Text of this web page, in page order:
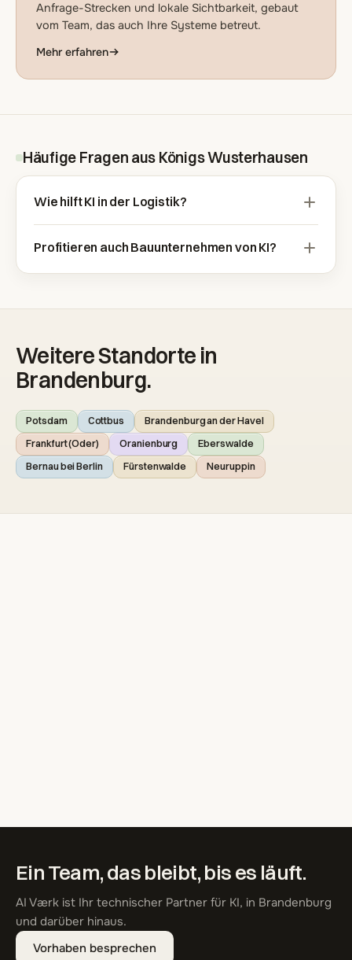
Anfrage-Strecken und lokale Sichtbarkeit, gebaut
vom Team, das auch Ihre Systeme betreut.
Mehr erfahren
Häufige Fragen aus Königs Wusterhausen
Wie hilft KI in der Logistik?
Profitieren auch Bauunternehmen von KI?
Weitere Standorte in
Brandenburg.
Potsdam Cottbus
Brandenburg an der Havel
Frankfurt (Oder)
Oranienburg
Eberswalde
Bernau bei Berlin
Fürstenwalde Neuruppin
Ein Team, das bleibt, bis es läuft.
AI Værk ist Ihr technischer Partner für KI, in Brandenburg
und darüber hinaus.
Vorhaben besprechen